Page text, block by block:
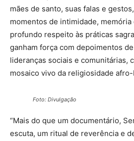
mães de santo, suas falas e
momentos de intimidade,
profundo respeito às práticas
ganham força com depoimentos
lideranças sociais e comunitárias,
mosaico vivo da religiosidade
Foto: Divulgação
“Mais do que um documentário,
escuta, um ritual de reverência e